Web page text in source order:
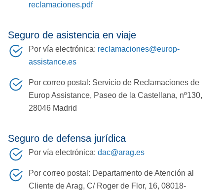
reclamaciones.pdf
Seguro de asistencia en viaje
Por vía electrónica: reclamaciones@europ-
assistance.es
Por correo postal: Servicio de Reclamaciones de
Europ Assistance, Paseo de la Castellana, nº130,
28046 Madrid
Seguro de defensa jurídica
Por vía electrónica: dac@arag.es
Por correo postal: Departamento de Atención al
Cliente de Arag, C/ Roger de Flor, 16, 08018-